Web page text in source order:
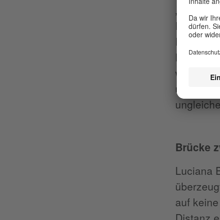
„Diese
Rolle
und
Brücke
Luciana
auf